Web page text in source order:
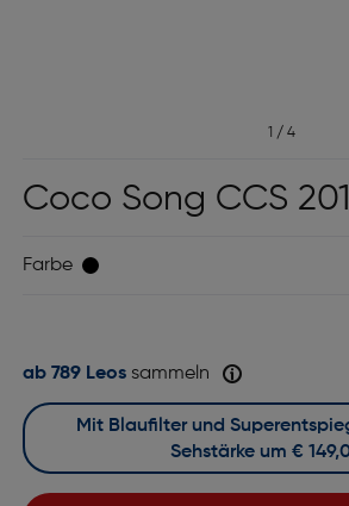
1 / 4
Coco Song CCS
Farbe
ab 789 Leossammeln
Mit Blaufilter und Superentspiegelung, ohne
Sehstärke um €